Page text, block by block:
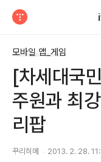
모바일 앱_게임
[차세대국
주원과 최
리팝
꾸리히메 2013. 2. 28.